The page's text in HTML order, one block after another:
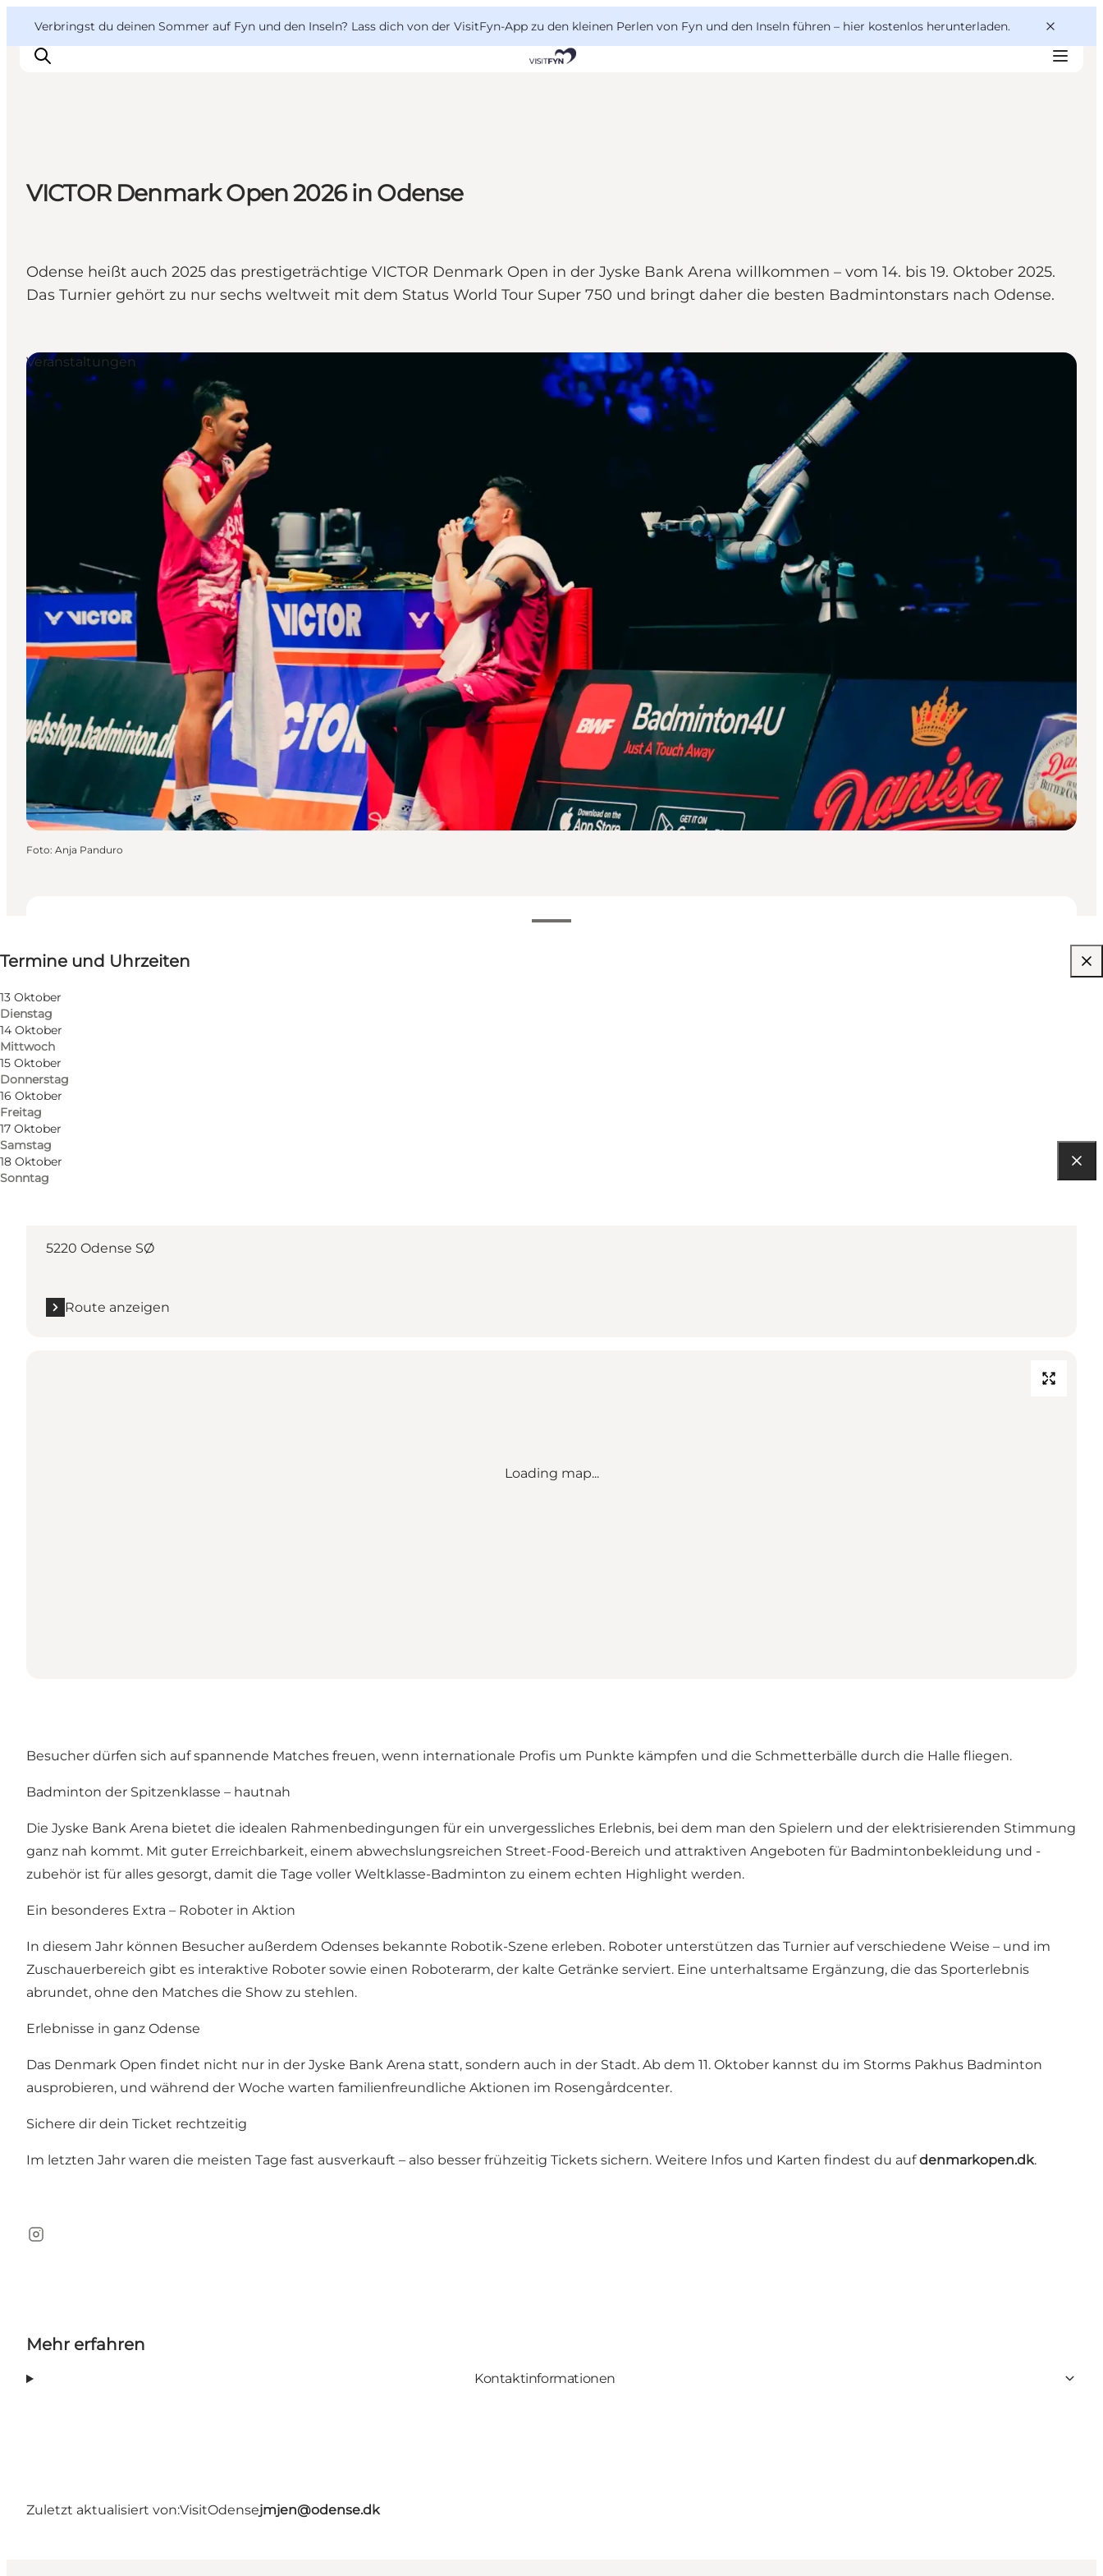
Verbringst du deinen Sommer auf Fyn und den Inseln? Lass dich von der VisitFyn-App zu den kleinen Perlen von Fyn und den Inseln führen – hier kostenlos herunterladen.
Reise Ideen
Outdoor & bike
VisitFyn
Deutsch
VICTOR Denmark Open 2026 in Odense
Odense heißt auch 2025 das prestigeträchtige VICTOR Denmark Open in der Jyske Bank Arena willkommen – vom 14. bis 19. Oktober 2025.
Das Turnier gehört zu nur sechs weltweit mit dem Status World Tour Super 750 und bringt daher die besten Badmintonstars nach Odense.
Termine und Uhrzeiten
13 Oktober
Dienstag
14 Oktober
Mittwoch
15 Oktober
Donnerstag
16 Oktober
Freitag
17 Oktober
Samstag
18 Oktober
Sonntag
Website besuchen
Mir selbst, Mein Partner, Freunde, Kinder
Veranstaltungen
Foto: Anja Panduro
Route anzeigen
5220 Odense SØ
Route anzeigen
Loading map...
Besucher dürfen sich auf spannende Matches freuen, wenn internationale Profis um Punkte kämpfen und die Schmetterbälle durch die Halle fliegen.
Badminton der Spitzenklasse – hautnah
Die Jyske Bank Arena bietet die idealen Rahmenbedingungen für ein unvergessliches Erlebnis, bei dem man den Spielern und der elektrisierenden Stimmung
ganz nah kommt. Mit guter Erreichbarkeit, einem abwechslungsreichen Street-Food-Bereich und attraktiven Angeboten für Badmintonbekleidung und -
zubehör ist für alles gesorgt, damit die Tage voller Weltklasse-Badminton zu einem echten Highlight werden.
Ein besonderes Extra – Roboter in Aktion
In diesem Jahr können Besucher außerdem Odenses bekannte Robotik-Szene erleben. Roboter unterstützen das Turnier auf verschiedene Weise – und im
Zuschauerbereich gibt es interaktive Roboter sowie einen Roboterarm, der kalte Getränke serviert. Eine unterhaltsame Ergänzung, die das Sporterlebnis
abrundet, ohne den Matches die Show zu stehlen.
Erlebnisse in ganz Odense
Das Denmark Open findet nicht nur in der Jyske Bank Arena statt, sondern auch in der Stadt. Ab dem 11. Oktober kannst du im Storms Pakhus Badminton
ausprobieren, und während der Woche warten familienfreundliche Aktionen im Rosengårdcenter.
Sichere dir dein Ticket rechtzeitig
Im letzten Jahr waren die meisten Tage fast ausverkauft – also besser frühzeitig Tickets sichern. Weitere Infos und Karten findest du aufdenmarkopen.dk.
Instagram
Mehr erfahren
Kontaktinformationen
Zuletzt aktualisiert von:VisitOdensejmjen@odense.dk